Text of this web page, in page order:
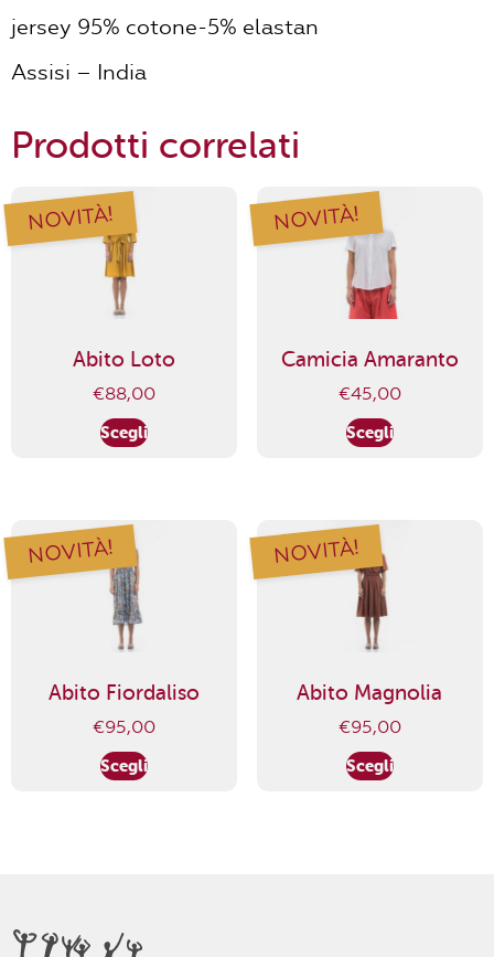
jersey 95% cotone-5% elastan
Assisi – India
Prodotti correlati
NOVITÀ!
Abito Loto
€88,00
Scegli
NOVITÀ!
Camicia Amaranto
€45,00
Scegli
NOVITÀ!
Abito Fiordaliso
€95,00
Scegli
NOVITÀ!
Abito Magnolia
€95,00
Scegli